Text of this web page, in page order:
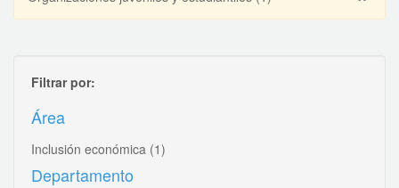
Filtrar por:
Área
Inclusión económica (1)
Departamento